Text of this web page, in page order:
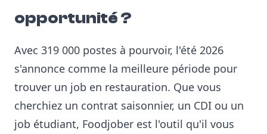
opportunité ?
Avec 319 000 postes à pourvoir, l'été 2026
s'annonce comme la meilleure période pour
trouver un job en restauration. Que vous
cherchiez un contrat saisonnier, un CDI ou un
job étudiant, Foodjober est l'outil qu'il vous